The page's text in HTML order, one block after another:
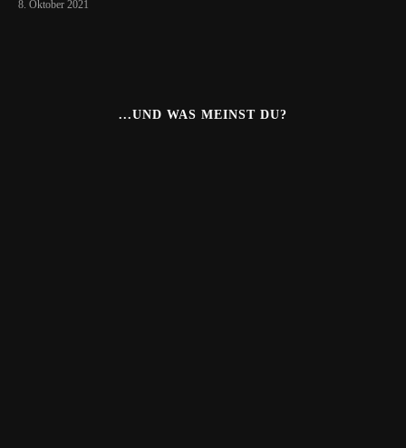
8. Oktober 2021
...UND WAS MEINST DU?